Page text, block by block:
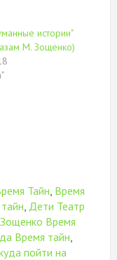
истории"
М. Зощенко)
Тайн, Время
, Дети Театр
Зощенко Время
Время тайн,
пойти на